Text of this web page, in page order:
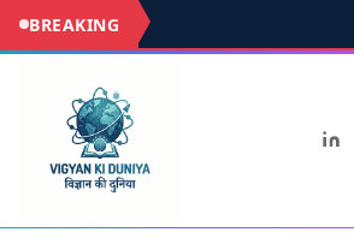
BREAKING